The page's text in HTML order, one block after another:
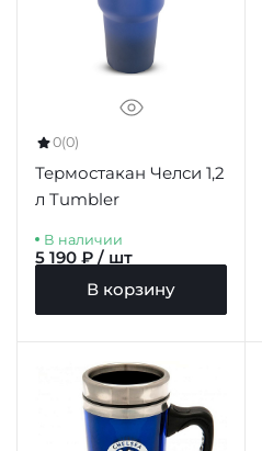
0(0)
Термостакан Челси 1,2
л Tumbler
В наличии
5 190 ₽ / шт
В корзину